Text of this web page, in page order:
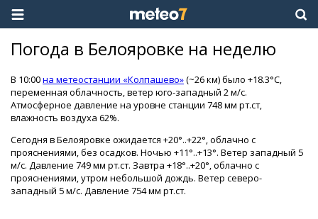
Погода в Белояровке на неделю
В 10:00на метеостанции «Колпашево»(~26 км) было +18.3°C,
переменная облачность, ветер юго-западный 2 м/с.
Атмосферное давление на уровне станции 748 мм рт.ст,
влажность воздуха 62%.
Сегодня в Белояровке ожидается +20°..+22°, облачно с
прояснениями, без осадков. Ночью +11°..+13°. Ветер западный 5
м/с. Давление 749 мм рт.ст. Завтра +18°..+20°, облачно с
прояснениями, утром небольшой дождь. Ветер северо-
западный 5 м/с. Давление 754 мм рт.ст.